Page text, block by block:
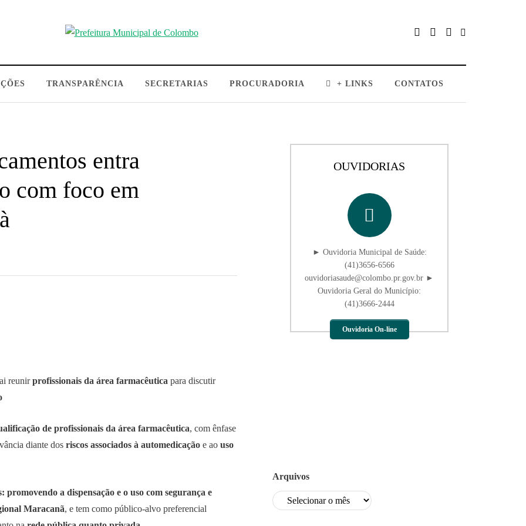
TRANSPARÊNCIA SECRETARIAS PROCURADORIA + LINKS CONTATOS
entra
com foco em
reunirprofissionais da área farmacêutica para discutir
de profissionais da área farmacêutica, com ênfase
diante dos riscos associados à automedicação e ao uso
promovendo a dispensação e o uso com segurança e
Maracanã, e tem como público-alvo preferencial
OUVIDORIAS
► Ouvidoria Municipal de Saúde:
(41)3656-6566
ouvidoriasaude@colombo.pr.gov.br ►
Ouvidoria Geral do Município:
(41)3666-2444
Ouvidoria On-line
Arquivos